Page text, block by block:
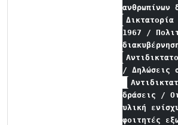
ανθρωπίνων
1967 /
/ Δηλώσεις
δράσεις /
υλική
φοιτητές